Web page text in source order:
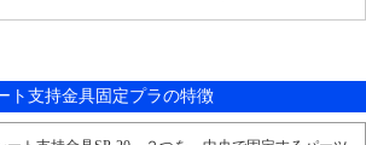
ト支持金具固定プラの特徴